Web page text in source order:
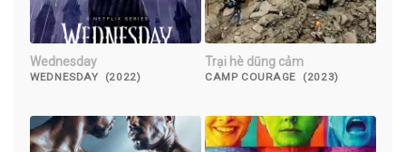
Wednesday
WEDNESDAY (2022)
Trại hè dũng cảm
CAMP COURAGE (2023)